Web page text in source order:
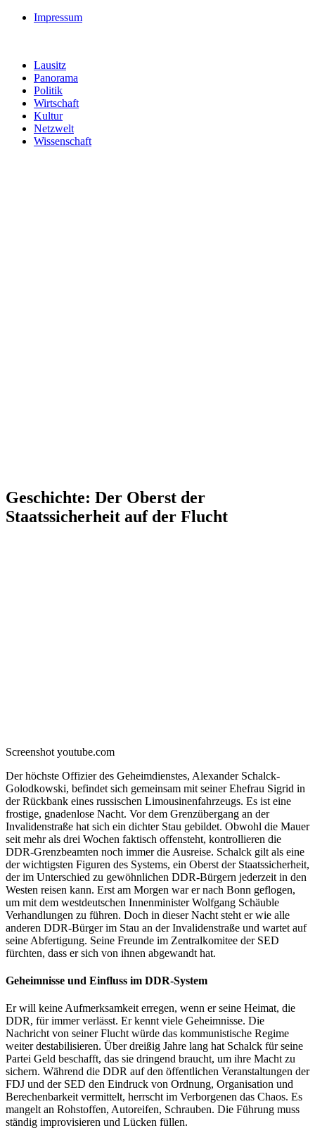
Impressum
Lausitz
Panorama
Politik
Wirtschaft
Kultur
Netzwelt
Wissenschaft
Geschichte: Der Oberst der
Staatssicherheit auf der Flucht
Screenshot youtube.com
Der höchste Offizier des Geheimdienstes, Alexander Schalck-
Golodkowski, befindet sich gemeinsam mit seiner Ehefrau Sigrid in
der Rückbank eines russischen Limousinenfahrzeugs. Es ist eine
frostige, gnadenlose Nacht. Vor dem Grenzübergang an der
Invalidenstraße hat sich ein dichter Stau gebildet. Obwohl die Mauer
seit mehr als drei Wochen faktisch offensteht, kontrollieren die
DDR-Grenzbeamten noch immer die Ausreise. Schalck gilt als eine
der wichtigsten Figuren des Systems, ein Oberst der Staatssicherheit,
der im Unterschied zu gewöhnlichen DDR-Bürgern jederzeit in den
Westen reisen kann. Erst am Morgen war er nach Bonn geflogen,
um mit dem westdeutschen Innenminister Wolfgang Schäuble
Verhandlungen zu führen. Doch in dieser Nacht steht er wie alle
anderen DDR-Bürger im Stau an der Invalidenstraße und wartet auf
seine Abfertigung. Seine Freunde im Zentralkomitee der SED
fürchten, dass er sich von ihnen abgewandt hat.
Geheimnisse und Einfluss im DDR-System
Er will keine Aufmerksamkeit erregen, wenn er seine Heimat, die
DDR, für immer verlässt. Er kennt viele Geheimnisse. Die
Nachricht von seiner Flucht würde das kommunistische Regime
weiter destabilisieren. Über dreißig Jahre lang hat Schalck für seine
Partei Geld beschafft, das sie dringend braucht, um ihre Macht zu
sichern. Während die DDR auf den öffentlichen Veranstaltungen der
FDJ und der SED den Eindruck von Ordnung, Organisation und
Berechenbarkeit vermittelt, herrscht im Verborgenen das Chaos. Es
mangelt an Rohstoffen, Autoreifen, Schrauben. Die Führung muss
ständig improvisieren und Lücken füllen.